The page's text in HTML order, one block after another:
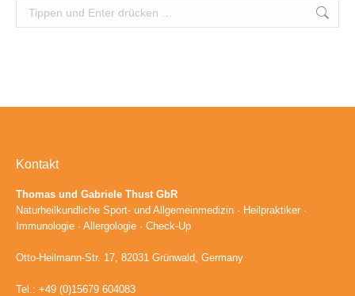
Search:
Kontakt
Thomas und Gabriele Thust GbR
Naturheilkundliche Sport- und Allgemeinmedizin · Heilpraktiker ·
Immunologie · Allergologie · Check-Up
Otto-Heilmann-Str. 17, 82031 Grünwald, Germany
Tel.: +49 (0)15679 604083